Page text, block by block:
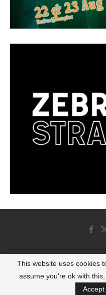
© 2022 - Luminous
This website uses cookies
assume you're ok with
Accept